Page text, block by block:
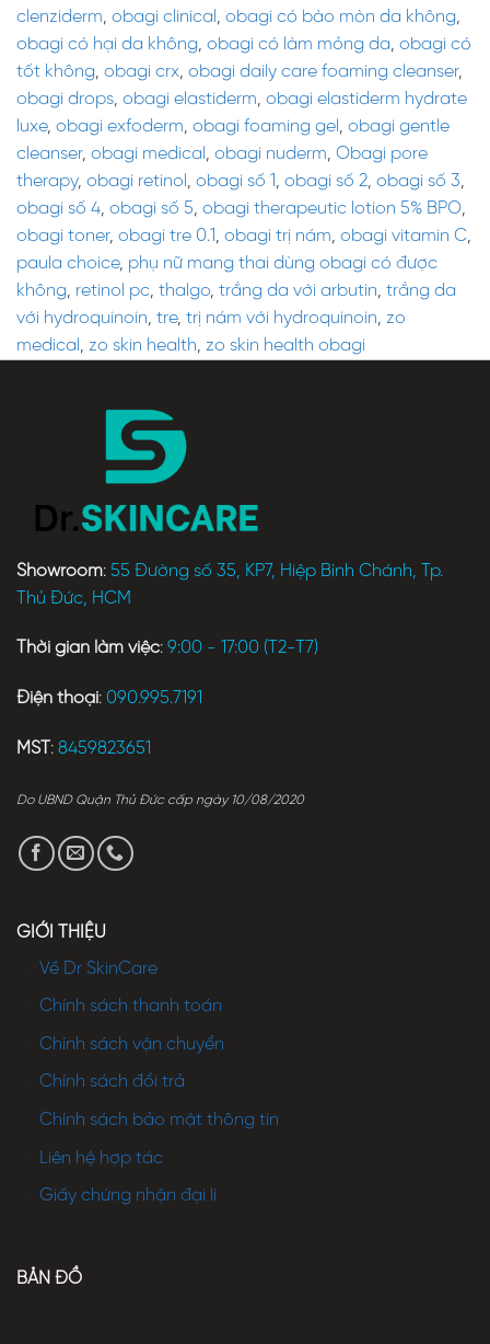
clenziderm, obagi clinical , obagi có bào mòn da không,
obagi có hại da không, obagi có làm mỏng da, obagi có
tốt không, obagi crx, obagi daily care foaming cleanser,
obagi drops, obagi elastiderm, obagi elastiderm hydrate
luxe, obagi exfoderm, obagi foaming gel , obagi gentle
cleanser, obagi medical , obagi nuderm, Obagi pore
therapy, obagi retinol , obagi số 1, obagi số 2, obagi số 3,
obagi số 4, obagi số 5, obagi therapeutic lotion 5% BPO,
obagi toner, obagi tre 0.1, obagi trị nám, obagi vitamin C,
paula choice, phụ nữ mang thai dùng obagi có được
không, retinol pc, thalgo, trắng da với arbutin, trắng da
với hydroquinoin, tre, trị nám với hydroquinoin, zo
medical , zo skin health, zo skin health obagi
Showroom: 55 Đường số 35, KP7, Hiệp Bình Chánh, Tp.
Thủ Đức, HCM
Thời gian làm việc: 9:00 - 17:00 (T2-T7)
Điện thoại: 090.995.7191
MST : 8459823651
Do UBND Quận Thủ Đức cấp ngày 10/08/2020
GIỚI THIỆU
Về Dr SkinCare
Chính sách thanh toán
Chính sách vận chuyển
Chính sách đổi trả
Chính sách bảo mật thông tin
Liên hệ hợp tác
Giấy chứng nhận đại lí
BẢN ĐỒ